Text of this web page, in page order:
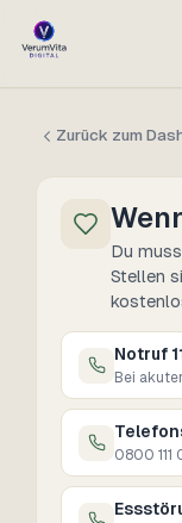
Zurück zum
Du
Stellen
Notruf
Bei
0800 111